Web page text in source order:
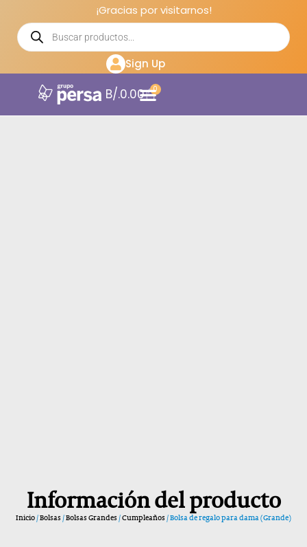
¡Gracias por visitarnos!
Sign Up
B/.0.00 0
Información del producto
Inicio/Bolsas /Bolsas Grandes /Cumpleaños / Bolsa de regalo para dama (Grande)